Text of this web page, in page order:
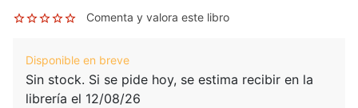
Comenta y valora este libro
Disponible en breve
Sin stock. Si se pide hoy, se estima recibir en la
librería el 12/08/26